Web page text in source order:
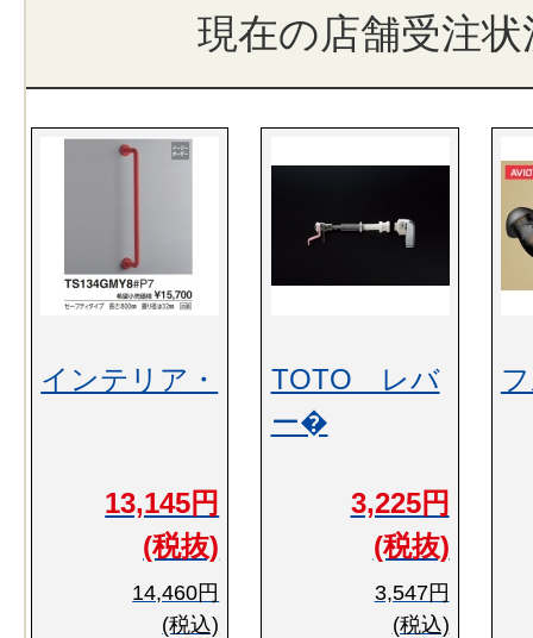
現在の店舗受注状
インテリア・
13,145円
(税抜)
14,460円
(税込)
TOTO レバ
ー�
3,225円
(税抜)
3,547円
(税込)